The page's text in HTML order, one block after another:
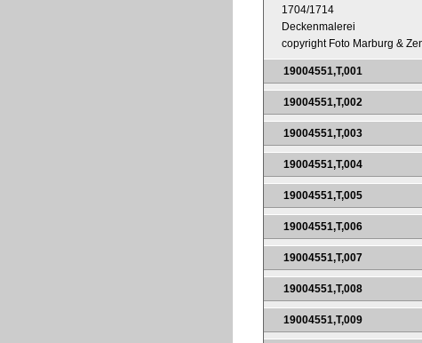
1704/1714
Deckenmalerei
copyright Foto Marburg &
19004551,T,001
19004551,T,002
19004551,T,003
19004551,T,004
19004551,T,005
19004551,T,006
19004551,T,007
19004551,T,008
19004551,T,009